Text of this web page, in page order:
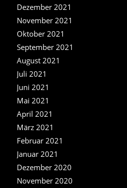
Dezember 2021
November 2021
Oktober 2021
September 2021
August 2021
Juli 2021
Juni 2021
Mai 2021
April 2021
März 2021
Februar 2021
Januar 2021
Dezember 2020
November 2020